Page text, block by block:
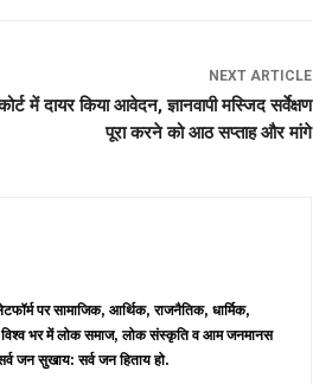
NEXT ARTICLE
में दायर किया आवेदन, ज्ञानवापी मस्जिद सर्वेक्षण
पूरा करने को आठ सप्ताह और मांगे
पर सामाजिक, आर्थिक, राजनैतिक, धार्मिक,
विश्व भर में लोक समाज, लोक संस्कृति व आम जनमानस
जन सुखाय: सर्व जन हिताय हो.